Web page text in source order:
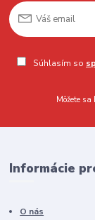
Súhlasím so
Môžete
Informácie
O nás